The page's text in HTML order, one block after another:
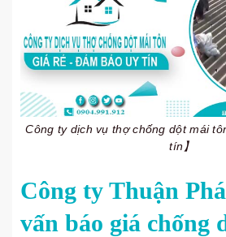
Công ty dịch vụ thợ chống dột mái
tín】
Công ty Thuận
vấn báo giá chống